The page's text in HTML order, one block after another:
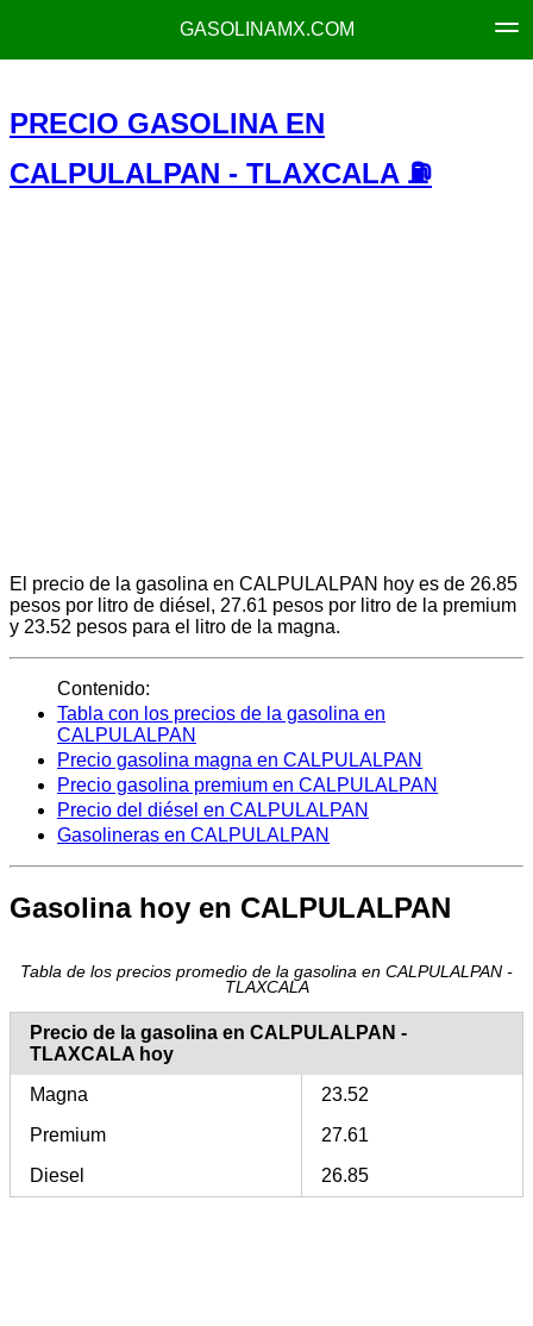
GASOLINAMX.COM
PRECIO GASOLINA EN
CALPULALPAN - TLAXCALA ⛽
El precio de la gasolina en CALPULALPAN hoy es de 26.85
pesos por litro de diésel, 27.61 pesos por litro de la premium
y 23.52 pesos para el litro de la magna.
Contenido:
Tabla con los precios de la gasolina en
CALPULALPAN
Precio gasolina magna en CALPULALPAN
Precio gasolina premium en CALPULALPAN
Precio del diésel en CALPULALPAN
Gasolineras en CALPULALPAN
Gasolina hoy en CALPULALPAN
Tabla de los precios promedio de la gasolina en CALPULALPAN -
TLAXCALA
Precio de la gasolina en CALPULALPAN -
TLAXCALA hoy
Magna
23.52
Premium
27.61
Diesel
26.85